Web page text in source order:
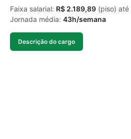
Faixa salarial: R$ 2.189,89 (piso) até
Jornada média: 43h/semana
Descrição do cargo